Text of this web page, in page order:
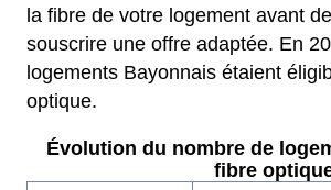
la fibre de votre logement avant
souscrire une offre adaptée. En
logements Bayonnais étaient
optique.
Évolution du nombre de
fibre